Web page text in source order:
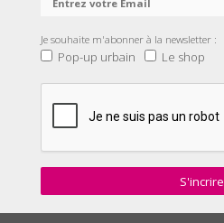
Je souhaite m'abonner à la newsletter :
Pop-up urbain Le shop
S'incrire